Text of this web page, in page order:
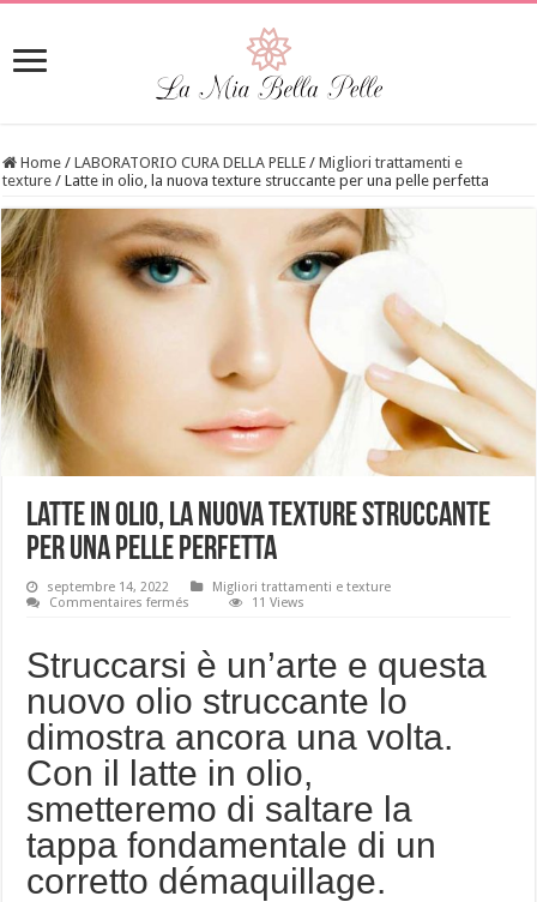
Home / LABORATORIO CURA DELLA PELLE / Migliori trattamenti e
texture / Latte in olio, la nuova texture struccante per una pelle perfetta
Latte in olio, la nuova texture struccante
per una pelle perfetta
septembre 14, 2022
Migliori trattamenti e texture
Commentaires fermés
olio,
la
nuova
texture
struccante
una
pelle
perfetta
11 Views
Struccarsi è un’arte e questa
nuovo olio struccante lo
dimostra ancora una volta.
Con il latte in olio,
smetteremo di saltare la
tappa fondamentale di un
corretto démaquillage.